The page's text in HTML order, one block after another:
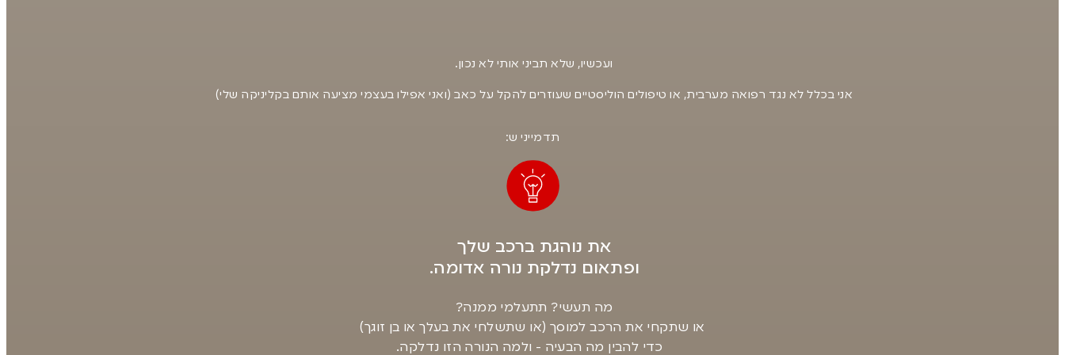
ועכשיו, שלא תביני אותי לא נכון.
אני בכלל לא נגד רפואה מערבית, או טיפולים הוליסטיים שעוזרים להקל על כאב (ואני אפילו בעצמי מציעה אותם בקליניקה שלי)
תדמייני ש:
את נוהגת ברכב שלך
ופתאום נדלקת נורה אדומה.
מה תעשי? תתעלמי ממנה?
או שתקחי את הרכב למוסך (או שתשלחי את בעלך או בן זוגך)
כדי להבין מה הבעיה - ולמה הנורה הזו נדלקה.